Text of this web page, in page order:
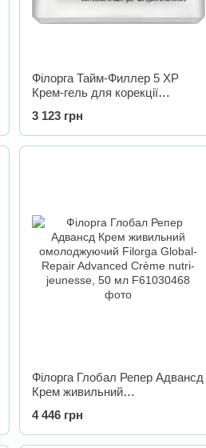
Філорга Тайм-Филлер 5 XP
Крем-гель для корекції
Correction cream-gel, 50 мл
3 123 грн
Філорга Глобал Репер Адвансд
Крем живильний
Repair Advanced Crème nutri-
jeunesse, 50 мл
4 446 грн